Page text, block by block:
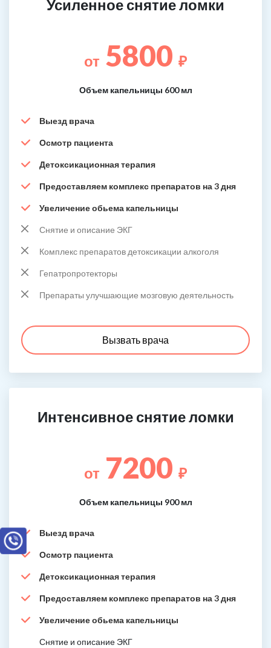
Усиленное снятие ломки
от 5800 ₽
Объем капельницы 600 мл
Выезд врача
Осмотр пациента
Детоксикационная терапия
Предоставляем комплекс препаратов на 3 дня
Увеличение обьема капельницы
Снятие и описание ЭКГ
Комплекс препаратов детоксикации алкоголя
Гепатропротекторы
Препараты улучшающие мозговую деятельность
Вызвать врача
Интенсивное снятие ломки
от 7200 ₽
Объем капельницы 900 мл
Выезд врача
Осмотр пациента
Детоксикационная терапия
Предоставляем комплекс препаратов на 3 дня
Увеличение обьема капельницы
Снятие и описание ЭКГ